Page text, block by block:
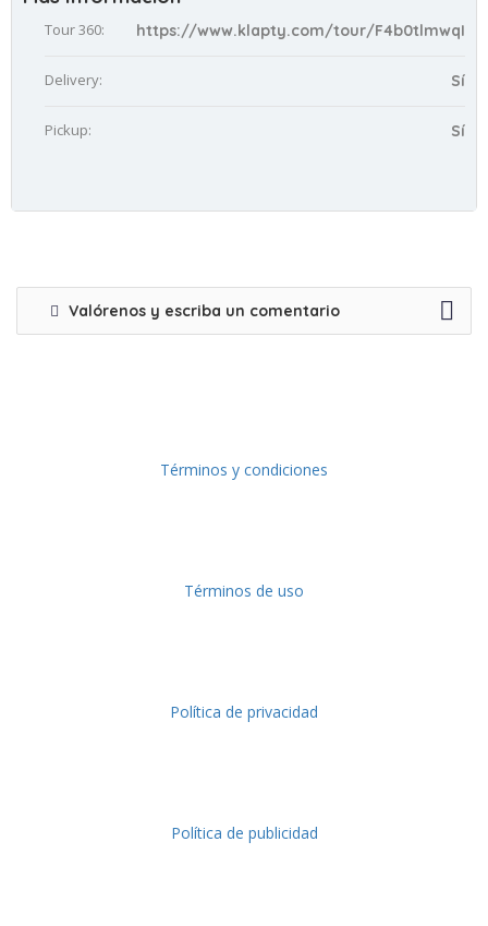
Tour 360: https://www.klapty.com/tour/F4b0tlmwqI
Delivery: Sí
Pickup: Sí
Valórenos y escriba un comentario
Términos y condiciones
Términos de uso
Política de privacidad
Política de publicidad